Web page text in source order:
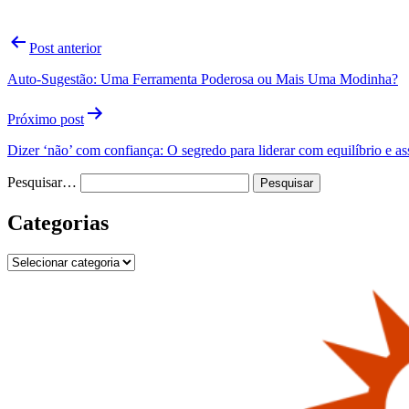
Navegação
Post
Post anterior
Auto-Sugestão: Uma Ferramenta Poderosa ou Mais Uma Modinha?
Próximo post
Dizer ‘não’ com confiança: O segredo para liderar com equilíbrio e
Pesquisar…
Categorias
Categorias